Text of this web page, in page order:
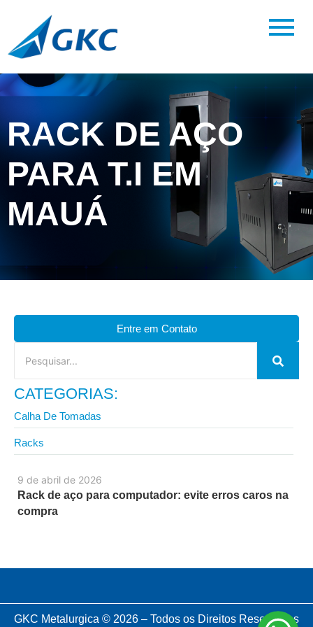
RACK DE AÇO
PARA T.I EM
MAUÁ
9 de abril de 2026
Rack de aço para computador: evite erros caros na
compra
Entre em Contato
CATEGORIAS:
Calha De Tomadas
Racks
GKC Metalurgica © 2026 – Todos os Direitos Reservados